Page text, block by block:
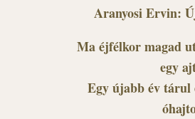
Aranyosi Ervin:
Ma éjfélkor magad
egy
Egy újabb év tárul